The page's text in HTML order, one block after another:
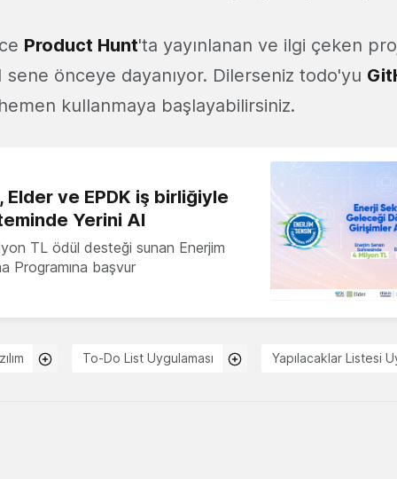
Product Hunt'ta yayınlanan ve ilgi çeken
sene önceye dayanıyor. Dilerseniz todo'yu
kullanmaya başlayabilirsiniz.
Elder ve EPDK iş birliğiyle
Yerini Al
TL ödül desteği sunan Enerjim
Programına başvur
To-Do List Uygulaması Yapılacaklar Listesi